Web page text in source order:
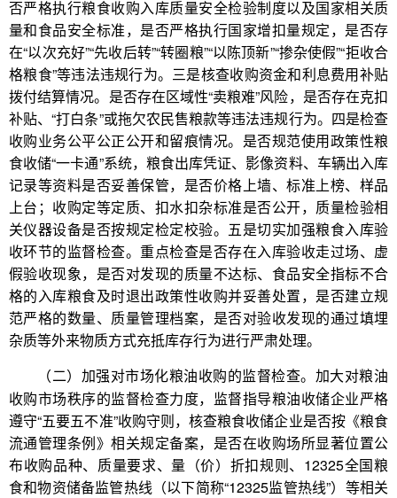
否严格执行粮食收购入库质量安全检验制度以及国家相关质
量和食品安全标准，是否严格执行国家增扣量规定，是否存
在“以次充好”“先收后转”“转圈粮”“以陈顶新”“掺杂使假”“拒收合
格粮食”等违法违规行为。三是核查收购资金和利息费用补贴
拨付结算情况。是否存在区域性“卖粮难”风险，是否存在克扣
补贴、“打白条”或拖欠农民售粮款等违法违规行为。四是检查
收购业务公平公正公开和留痕情况。是否规范使用政策性粮
食收储“一卡通”系统，粮食出库凭证、影像资料、车辆出入库
记录等资料是否妥善保管，是否价格上墙、标准上榜、样品
上台；收购定等定质、扣水扣杂标准是否公开，质量检验相
关仪器设备是否按规定检定校验。五是切实加强粮食入库验
收环节的监督检查。重点检查是否存在入库验收走过场、虚
假验收现象，是否对发现的质量不达标、食品安全指标不合
格的入库粮食及时退出政策性收购并妥善处置，是否建立规
范严格的数量、质量管理档案，是否对验收发现的通过填埋
杂质等外来物质方式充抵库存行为进行严肃处理。
（二）加强对市场化粮油收购的监督检查。 加大对粮油
收购市场秩序的监督检查力度，监督指导粮油收储企业严格
遵守“五要五不准”收购守则，核查粮食收储企业是否按《粮食
流通管理条例》相关规定备案，是否在收购场所显著位置公
布收购品种、质量要求、量（价）折扣规则、12325全国粮
食和物资储备监管热线（以下简称“12325监管热线”）等相关